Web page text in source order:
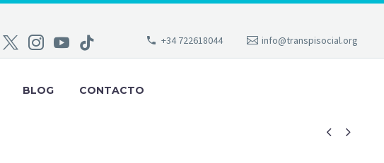
+34 722618044 info@transpisocial.org
BLOG CONTACTO
 